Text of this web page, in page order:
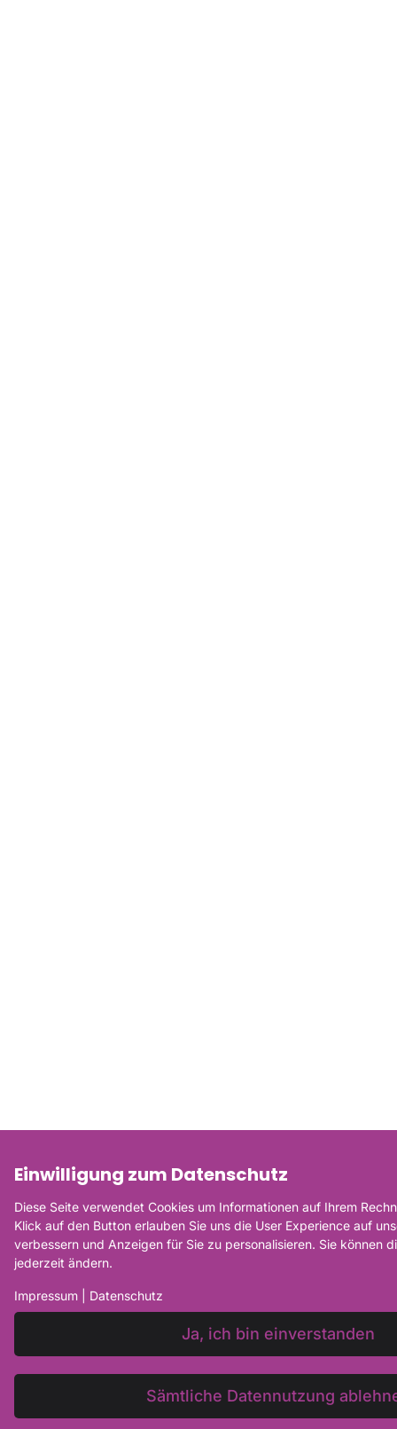
Einwilligung zum Datenschutz
Diese Seite verwendet Cookies um Informationen auf Ihrem
Klick auf den Button erlauben Sie uns die User Experience auf
verbessern und Anzeigen für Sie zu personalisieren. Sie können
jederzeit ändern.
Impressum Datenschutz
Ja, ich bin einverstanden
Sämtliche Datennutzung